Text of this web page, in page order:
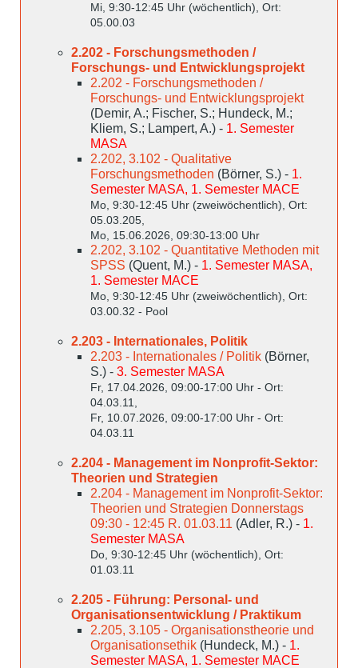
Mi, 9:30-12:45 Uhr (wöchentlich), Ort:
05.00.03
2.202 - Forschungsmethoden /
Forschungs- und Entwicklungsprojekt
2.202 - Forschungsmethoden /
Forschungs- und Entwicklungsprojekt
(Demir, A.; Fischer, S.; Hundeck, M.;
Kliem, S.; Lampert, A.) - 1. Semester
MASA
2.202, 3.102 - Qualitative
Forschungsmethoden (Börner, S.) - 1.
Semester MASA, 1. Semester MACE
Mo, 9:30-12:45 Uhr (zweiwöchentlich), Ort:
05.03.205,
Mo, 15.06.2026, 09:30-13:00 Uhr
2.202, 3.102 - Quantitative Methoden mit
SPSS (Quent, M.) - 1. Semester MASA,
1. Semester MACE
Mo, 9:30-12:45 Uhr (zweiwöchentlich), Ort:
03.00.32 - Pool
2.203 - Internationales, Politik
2.203 - Internationales / Politik (Börner,
S.) - 3. Semester MASA
Fr, 17.04.2026, 09:00-17:00 Uhr - Ort:
04.03.11,
Fr, 10.07.2026, 09:00-17:00 Uhr - Ort:
04.03.11
2.204 - Management im Nonprofit-Sektor:
Theorien und Strategien
2.204 - Management im Nonprofit-Sektor:
Theorien und Strategien Donnerstags
09:30 - 12:45 R. 01.03.11 (Adler, R.) - 1.
Semester MASA
Do, 9:30-12:45 Uhr (wöchentlich), Ort:
01.03.11
2.205 - Führung: Personal- und
Organisationsentwicklung / Praktikum
2.205, 3.105 - Organisationstheorie und
Organisationsethik (Hundeck, M.) - 1.
Semester MASA, 1. Semester MACE